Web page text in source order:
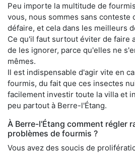
Peu importe la multitude de
vous, nous sommes sans conteste
défaire, et cela dans les meilleurs
Ce qu'il faut surtout éviter de faire
de les ignorer, parce qu'elles ne
mêmes.
Il est indispensable d'agir vite en
fourmis, du fait que ces insectes
facilement investir toute la villa et
peu partout à Berre-l'Étang.
À Berre-l'Étang comment régler
problèmes de fourmis ?
Vous avez des soucis de